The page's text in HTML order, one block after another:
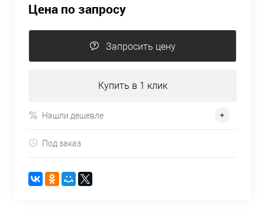
Цена по запросу
Запросить цену
Купить в 1 клик
Нашли дешевле
Под заказ